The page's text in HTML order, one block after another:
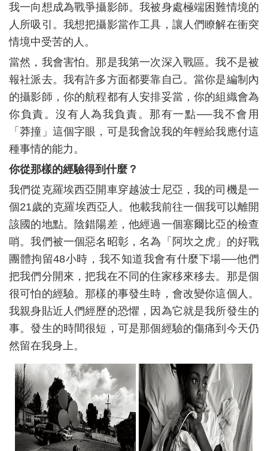
我一向想成為戰爭攝影師。我被身處極端困難情境的
人所吸引。我想把攝影當作工具，讓人們瞭解在衝突
情境中受苦的人。
當然，我會害怕。那是我第一次深入戰區。我不是被
報社派去。我有許多方面都要靠自己。當你是編制內
的攝影師，你的航程都有人安排妥當，你的組織會為
你負責。沒有人為我負責。那有一點──我不會用
「莽撞」這個字眼，可是我會說我的年輕給我應付這
種事情的能力。
你從那樣的經驗得到什麼？
我們從克羅埃西亞開車穿越波士尼亞，我的司機是一
個21歲的克羅埃西亞人。他載我前往一個我可以離開
該國的地點。陰錯陽差，他經過一個塞爾比亞的檢查
哨。我們被一個惡名昭彰，名為「阿坎之虎」的好戰
團體拘留48小時，我不知道我會有什麼下場──他們
把我們分開來，把我在不同的住家移來移去。那是個
很可怕的經驗。那樣的事發生時，會改變你這個人。
我親身貼近人們經歷的恐懼，因為它就是我所發生的
事。發生的時間很短，可是那個經驗的傷痛到今天仍
然留在我身上。